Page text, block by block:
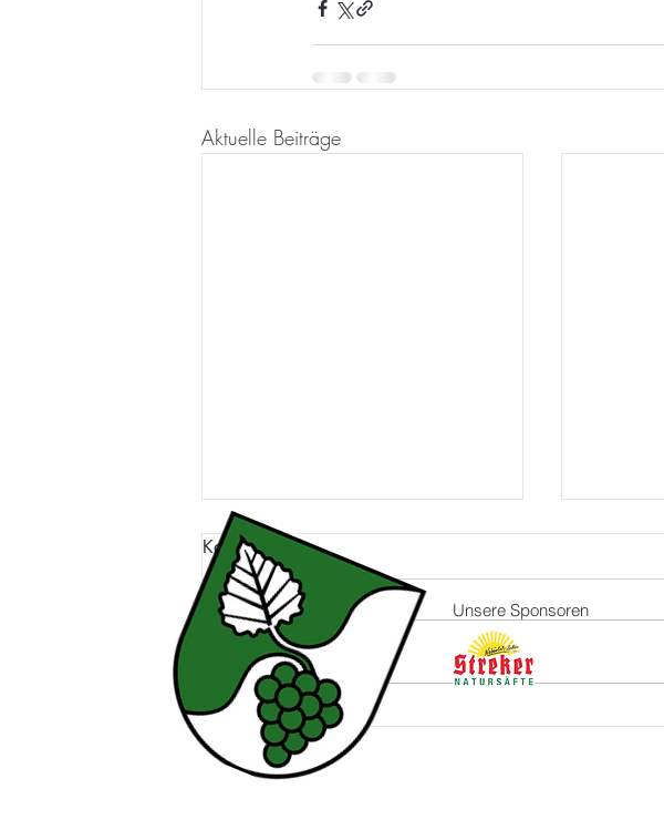
Aktuelle Beiträge
Verwendung von
einheimischen Wildkräutern
und essbaren Blüten in der
Kommentare
Kommentar verfassen...
Unsere Sponsoren